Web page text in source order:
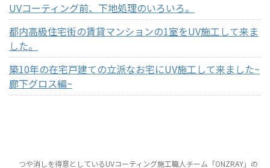
UVコーティング前、下地処理のいろいろ。
都内高級住宅街の賃貸マンションの1室をUV施工して来ま
した。
築10年の在宅戸建ての立派なお宅にUV施工して来ました~
廊下グロス編~
つや消しを得意としているUVコーティング施工職人チーム「ONZRAY」の